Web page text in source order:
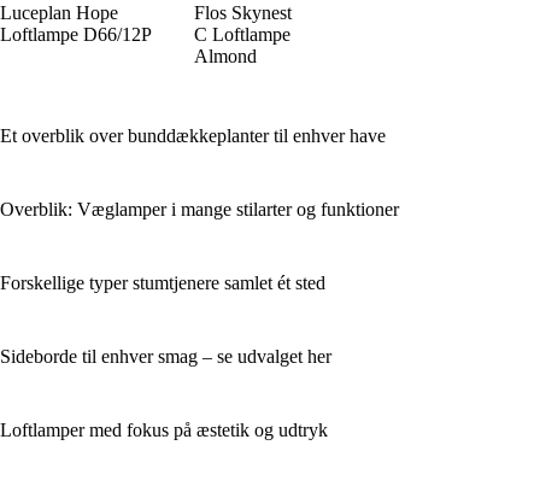
Luceplan Hope
Loftlampe D66/12P
Flos Skynest
C Loftlampe
Almond
Et overblik over bunddækkeplanter til enhver have
Overblik: Væglamper i mange stilarter og funktioner
Forskellige typer stumtjenere samlet ét sted
Sideborde til enhver smag – se udvalget her
Loftlamper med fokus på æstetik og udtryk